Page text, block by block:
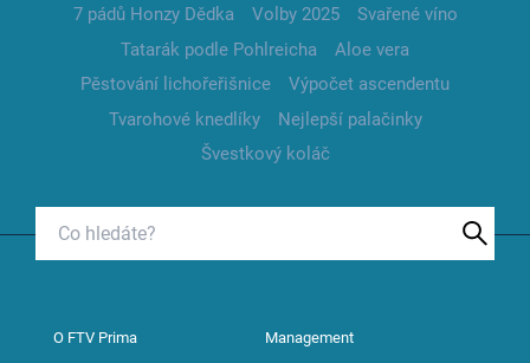
7 pádů Honzy Dědka
Volby 2025
Svařené víno
Tatarák podle Pohlreicha
Aloe vera
Pěstování lichořeřišnice
Výpočet ascendentu
Tvarohové knedlíky
Nejlepší palačinky
Švestkový koláč
O FTV Prima Management